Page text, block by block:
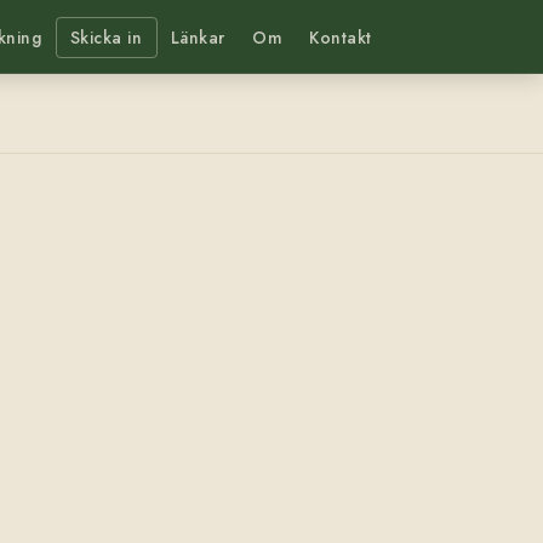
Skicka in Länkar Om Kontakt